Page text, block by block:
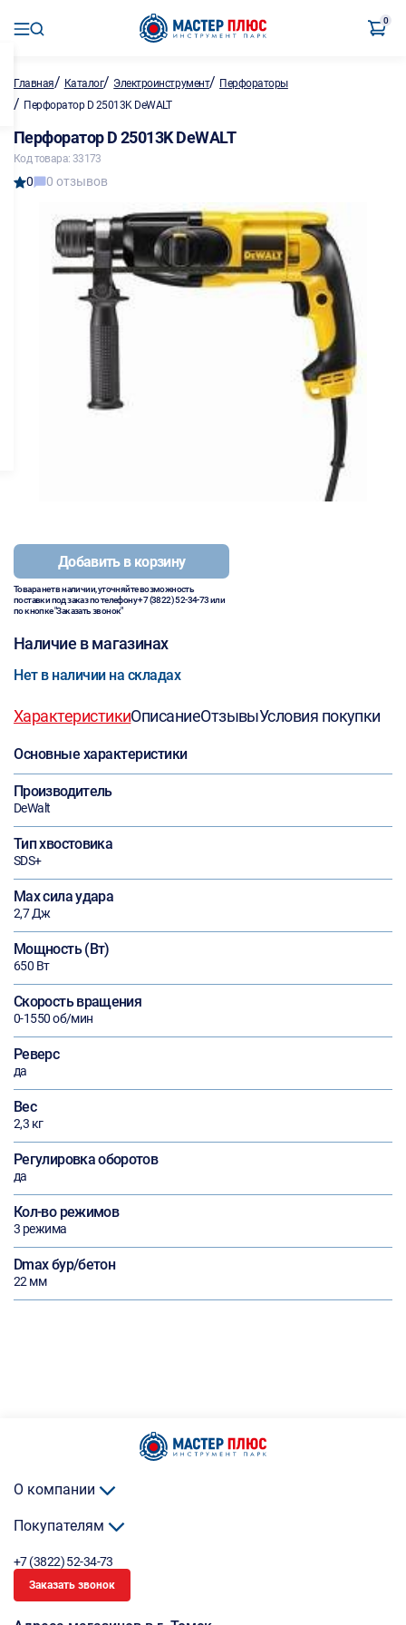
0
Главная/ Каталог/ Электроинструмент/ Перфораторы
/ Перфоратор D 25013K DeWALT
Перфоратор D 25013K DeWALT
Код товара: 33173
0 0 отзывов
Добавить в корзину
Товара нет в наличии, уточняйте возможность
поставки под заказ по телефону+7 (3822) 52-34-73или
по кнопке "Заказать звонок"
Наличие в магазинах
Нет в наличии на складах
ХарактеристикиОписаниеОтзывыУсловия покупки
Основные характеристики
Производитель
DeWalt
Тип хвостовика
SDS+
Max сила удара
2,7 Дж
Мощность (Вт)
650 Вт
Скорость вращения
0-1550 об/мин
Реверс
да
Вес
2,3 кг
Регулировка оборотов
да
Кол-во режимов
3 режима
Dmax бур/бетон
22 мм
О компании
Покупателям
+7 (3822) 52-34-73
Заказать звонок